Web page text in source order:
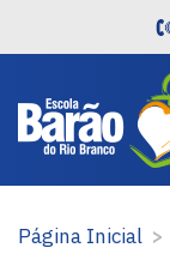
Página Inicial >